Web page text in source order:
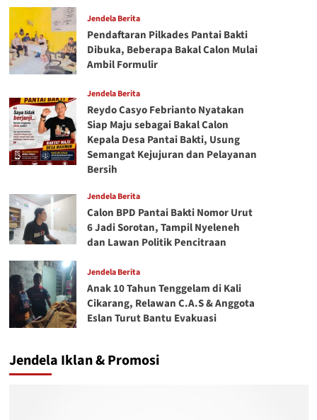
Jendela Berita
Pendaftaran Pilkades Pantai Bakti
Dibuka, Beberapa Bakal Calon Mulai
Ambil Formulir
Jendela Berita
Reydo Casyo Febrianto Nyatakan
Siap Maju sebagai Bakal Calon
Kepala Desa Pantai Bakti, Usung
Semangat Kejujuran dan Pelayanan
Bersih
Jendela Berita
Calon BPD Pantai Bakti Nomor Urut
6 Jadi Sorotan, Tampil Nyeleneh
dan Lawan Politik Pencitraan
Jendela Berita
Anak 10 Tahun Tenggelam di Kali
Cikarang, Relawan C.A.S & Anggota
Eslan Turut Bantu Evakuasi
Jendela Iklan & Promosi